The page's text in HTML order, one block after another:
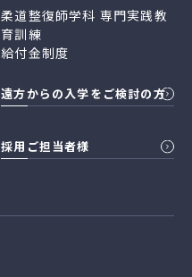
柔道整復師学科 専門実践教
育訓練
給付金制度
遠方からの入学をご検討の方
採用ご担当者様